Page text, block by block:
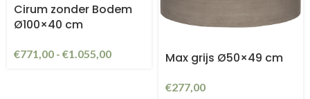
Cirum zonder Bodem
Ø100×40 cm
€771,00 - €1.055,00 Max grijs Ø50×49 cm
€277,00